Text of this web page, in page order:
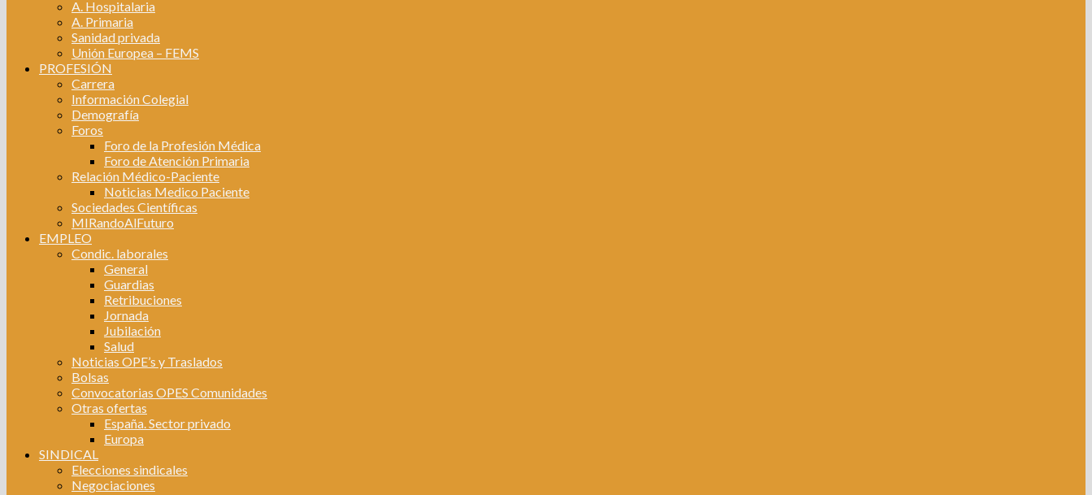
A. Hospitalaria
A. Primaria
Sanidad privada
Unión Europea – FEMS
PROFESIÓN
Carrera
Información Colegial
Demografía
Foros
Foro de la Profesión Médica
Foro de Atención Primaria
Relación Médico-Paciente
Noticias Medico Paciente
Sociedades Científicas
MIRandoAlFuturo
EMPLEO
Condic. laborales
General
Guardias
Retribuciones
Jornada
Jubilación
Salud
Noticias OPE’s y Traslados
Bolsas
Convocatorias OPES Comunidades
Otras ofertas
España. Sector privado
Europa
SINDICAL
Elecciones sindicales
Negociaciones